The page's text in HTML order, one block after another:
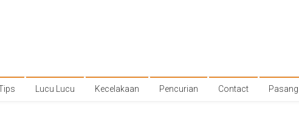
Lucu Lucu Kecelakaan Pencurian Contact